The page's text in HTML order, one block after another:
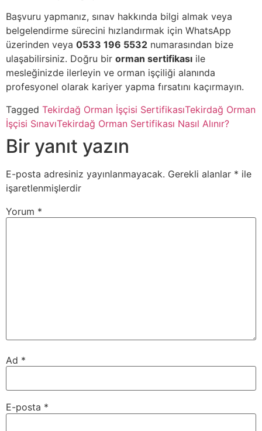
Başvuru yapmanız, sınav hakkında bilgi almak veya
belgelendirme sürecini hızlandırmak için WhatsApp
üzerinden veya 0533 196 5532 numarasından bize
ulaşabilirsiniz. Doğru bir orman sertifikası ile
mesleğinizde ilerleyin ve orman işçiliği alanında
profesyonel olarak kariyer yapma fırsatını kaçırmayın.
Tagged Tekirdağ Orman İşçisi SertifikasıTekirdağ Orman
İşçisi SınavıTekirdağ Orman Sertifikası Nasıl Alınır?
Bir yanıt yazın
E-posta adresiniz yayınlanmayacak. Gerekli alanlar * ile
işaretlenmişlerdir
Yorum *
Ad *
E-posta *